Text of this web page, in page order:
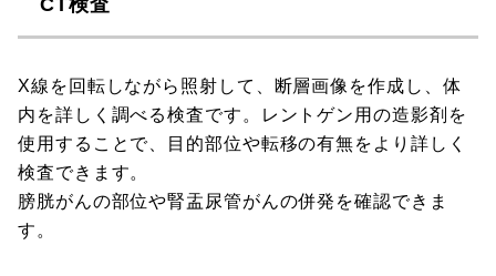
CT検査
X線を回転しながら照射して、断層画像を作成し、体
内を詳しく調べる検査です。レントゲン用の造影剤を
使用することで、目的部位や転移の有無をより詳しく
検査できます。
膀胱がんの部位や腎盂尿管がんの併発を確認できま
す。